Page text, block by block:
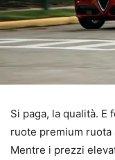
Si paga, la qualità.
ruote premium
Mentre i prezzi